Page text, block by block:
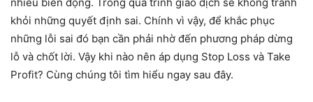
khỏi những quyết định sai. Chính vì vậy, để khắc phục
những lỗi sai đó bạn cần phải nhờ đến phương pháp dừng
lỗ và chốt lời. Vậy khi nào nên áp dụng Stop Loss và Take
Profit? Cùng chúng tôi tìm hiểu ngay sau đây.